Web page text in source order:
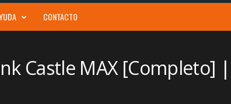
CONTACTO
Castle MAX [Completo] |